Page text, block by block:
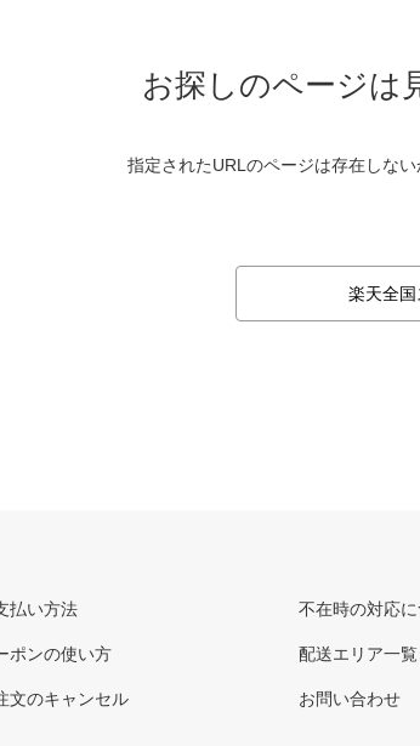
お探しのページは
指定されたURLのページは存在しな
楽天全
払い方法
ポンの使い方
文のキャンセル
不在時の対応に
配送エリア一覧
お問い合わせ